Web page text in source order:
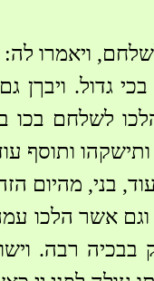
ויאמרו לה:
גדול. ויבךן
לשלחם בכו
ותוסף
בני, מהיום
וגם אשר הלכו
רבה.